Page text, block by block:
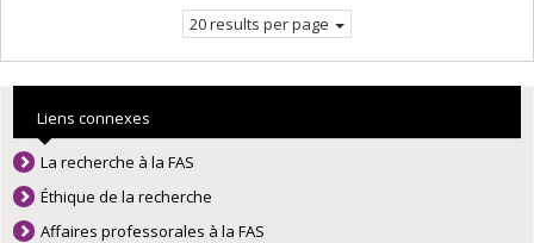
20 results per page
Liens connexes
La recherche à la FAS
Éthique de la recherche
Affaires professorales à la FAS